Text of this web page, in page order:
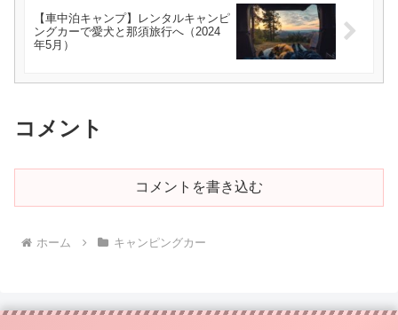
【車中泊キャンプ】レンタルキャンピ
ングカーで愛犬と那須旅行へ（2024
年5月）
コメント
コメントを書き込む
ホーム キャンピングカー